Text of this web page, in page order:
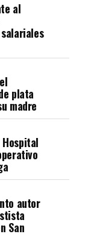
al
plata
madre
Hospital
autor
San